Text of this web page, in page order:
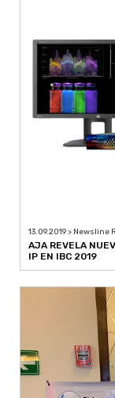
13.09.2019 > Newsline
AJA REVELA
IP EN IBC 2019